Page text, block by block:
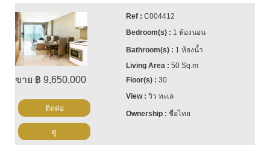
ขาย ฿ 9,650,000
C004412
1 ห้องนอน
1 ห้องน้ำ
50 Sq.m
30
วิว ทะเล
ชื่อไทย
ติดต่อ
ดู